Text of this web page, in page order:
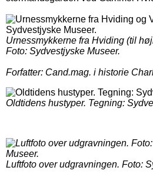
Urnessmykkerne fra Hviding (til
Foto: Sydvestjyske Museer.
Forfatter: Cand.mag. i historie
Oldtidens hustyper. Tegning:
Luftfoto over udgravningen. Foto: